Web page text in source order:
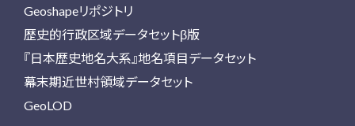
Geoshapeリポジトリ
歴史的行政区域データセットβ版
『日本歴史地名大系』地名項目データセット
幕末期近世村領域データセット
GeoLOD